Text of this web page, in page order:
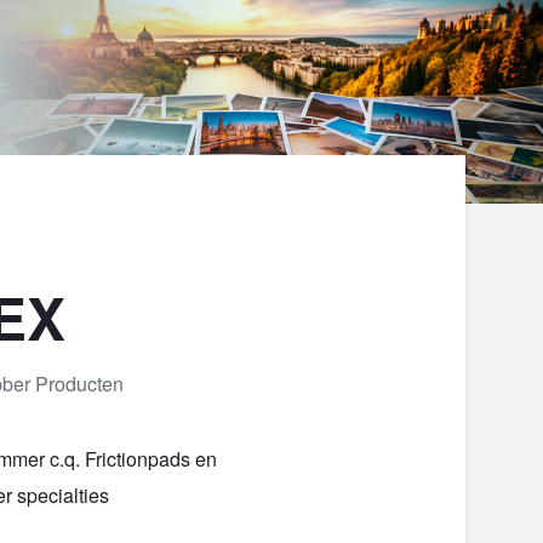
Producten
c.q. Frictionpads en
specialties